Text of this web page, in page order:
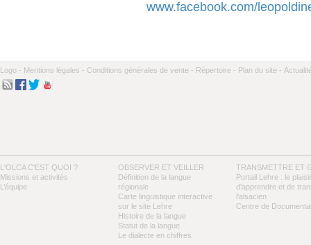
www.facebook.com/
Logo - Mentions légales - Conditions générales de vente - Répertoire - Plan du site -
L'OLCA C'EST QUOI ?
Missions et activités
L’équipe
OBSERVER ET VEILLER
Définition de la langue
régionale
Carte linguistique interactive
sur le site Lehre
Histoire de la langue
Statut de la langue
Le dialecte en chiffres
TRANSMETTRE ET
Portail Lehre : le plaisir
d’apprendre et de
l’alsacien
Centre de